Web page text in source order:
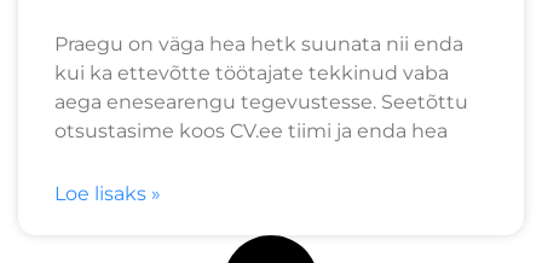
Praegu on väga hea hetk suunata nii enda
kui ka ettevõtte töötajate tekkinud vaba
aega enesearengu tegevustesse. Seetõttu
otsustasime koos CV.ee tiimi ja enda hea
Loe lisaks »